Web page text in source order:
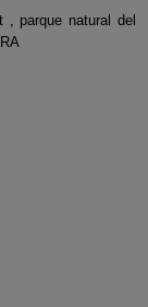
parque natural del